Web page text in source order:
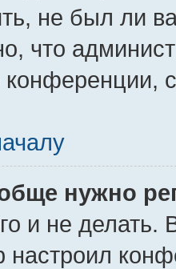
не был ли
что
нужно
и не делать.
настроил